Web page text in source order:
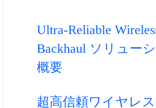
Ultra-Reliable
Backhaul ソリュー
概要
超高信頼ワイヤレ